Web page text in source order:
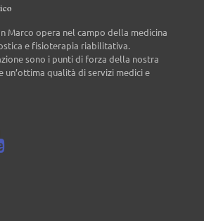
Marco opera nel campo della medicina
e fisioterapia riabilitativa.
sono i punti di forza della nostra
qualità di servizi medici e